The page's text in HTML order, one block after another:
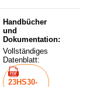
Handbücher
und
Dokumentation:
Vollständiges
Datenblatt:
23HS30-